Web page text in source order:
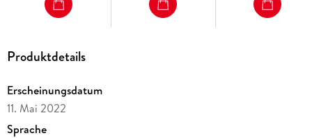
Produktdetails
Erscheinungsdatum
11. Mai 2022
Sprache